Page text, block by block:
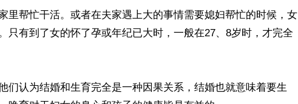
里帮忙干活。或者在夫家遇上大的事情需要媳妇帮忙的时候，女
只有到了女的怀了孕或年纪已大时，一般在27、8岁时，才完全
们认为结婚和生育完全是一种因果关系，结婚也就意味着要生